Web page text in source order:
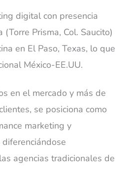
digital con presencia
(Torre Prisma, Col. Saucito)
en El Paso, Texas, lo que
México-EE.UU.
en el mercado y más de
se posiciona como
marketing y
agencias tradicionales de